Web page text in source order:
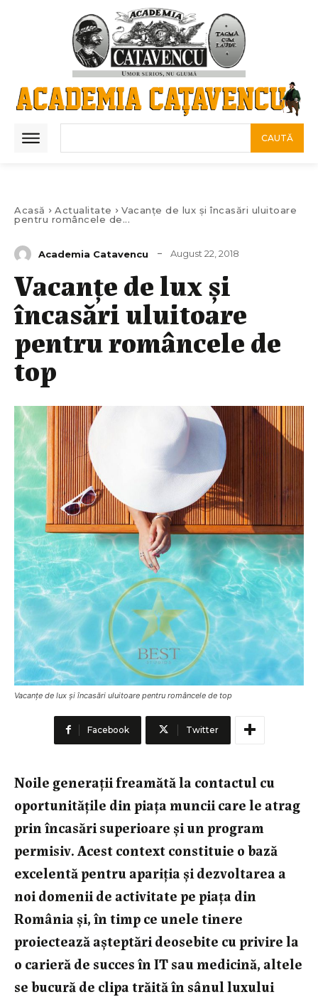
CAUTĂ
Acasă Actualitate
Vacanțe de lux și încasări uluitoare
pentru româncele de...
Academia Catavencu August 22, 2018
Vacanțe de lux și
încasări uluitoare
pentru româncele de
top
Vacanțe de lux și încasări uluitoare pentru româncele de top
Facebook Twitter
Noile generații freamătă la contactul cu
oportunitățile din piața muncii care le atrag
prin încasări superioare și un program
permisiv. Acest context constituie o bază
excelentă pentru apariția și dezvoltarea a
noi domenii de activitate pe piața din
România și, în timp ce unele tinere
proiectează așteptări deosebite cu privire la
o carieră de succes în IT sau medicină, altele
se bucură de clipa trăită în sânul luxului